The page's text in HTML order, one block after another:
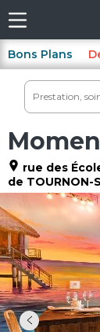
Bons Plans
rue des
de TOURNON-